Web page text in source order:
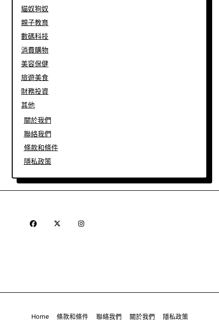
貓奴狗奴
親子教育
數碼科技
消費購物
美容保健
旅遊美食
財務投資
其他
關於我們
聯絡我們
條款和條件
隱私政策
Home 條款和條件 聯絡我們 關於我們 隱私政策